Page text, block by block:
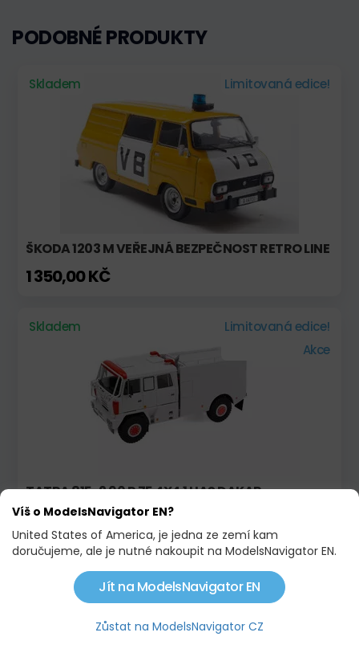
PODOBNÉ PRODUKTY
Skladem Limitovaná edice!
ŠKODA 1203 M VEŘEJNÁ BEZPEČNOST RETRO LINE
1 350,00 KČ
Skladem
Limitovaná edice!
Akce
TATRA 815-2 90 R 75 4X4.1 HAS DAKAR
7 395,00 KČ7 115,00 KČ
Limitovaná edice!
Víš o ModelsNavigator EN?
United States of America, je jedna ze zemí kam
doručujeme, ale je nutné nakoupit na ModelsNavigator EN.
Jít na ModelsNavigator EN
Zůstat na ModelsNavigator CZ